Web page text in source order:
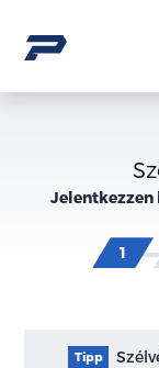
Jelentkezzen
Tipp